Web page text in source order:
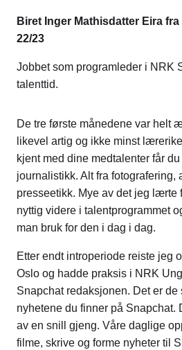
Biret Inger Mathisdatter Eira fra
22/23
Jobbet som programleder i NRK
talenttid.
De tre første månedene var helt
likevel artig og ikke minst
kjent med dine medtalenter får
journalistikk. Alt fra fotografering,
presseetikk. Mye av det jeg lærte
nyttig videre i talentprogrammet
man bruk for den i dag i dag.
Etter endt introperiode reiste jeg
Oslo og hadde praksis i NRK
Snapchat redaksjonen. Det er de
nyhetene du finner på Snapchat.
av en snill gjeng. Våre daglige
filme, skrive og forme nyheter til